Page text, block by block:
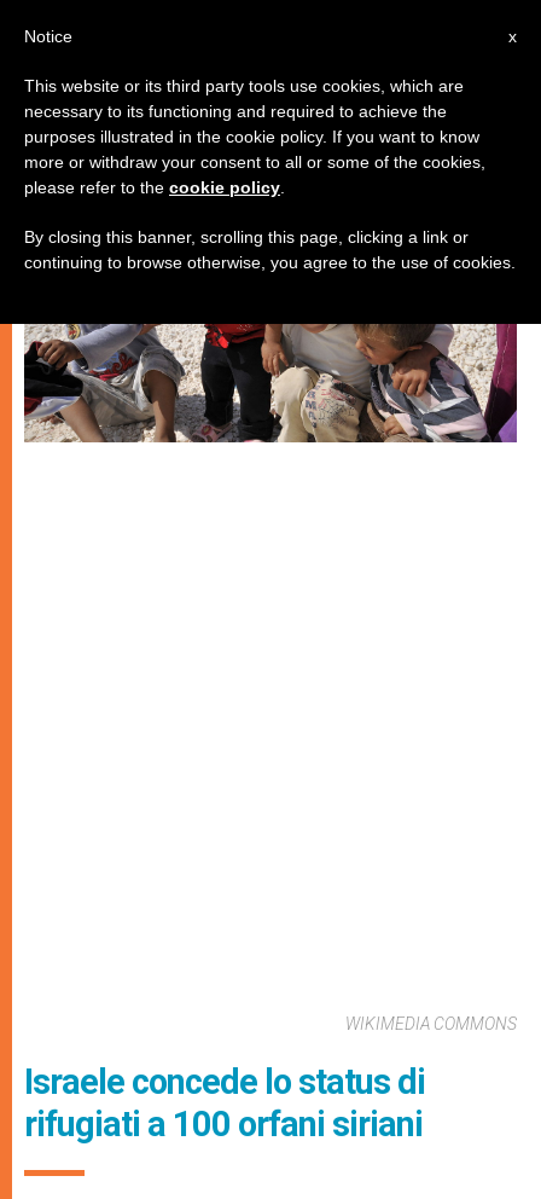
CHIESE LOCALI
WIKIMEDIA COMMONS
Israele concede lo status di
rifugiati a 100 orfani siriani
x
Notice
This website or its third party tools use cookies, which are
necessary to its functioning and required to achieve the
purposes illustrated in the cookie policy. If you want to know
more or withdraw your consent to all or some of the cookies,
please refer to the cookie policy
By closing this banner, scrolling this page, clicking a link or
continuing to browse otherwise, you agree to the use of cookies.